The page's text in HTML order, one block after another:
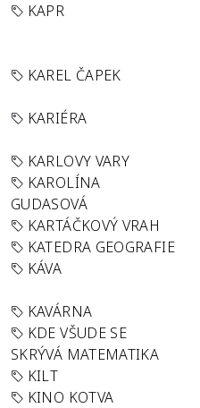
KAPR
KAREL ČAPEK
KARIÉRA
KARLOVY VARY
KAROLÍNA
GUDASOVÁ
KARTÁČKOVÝ VRAH
KATEDRA GEOGRAFIE
KÁVA
KAVÁRNA
KDE VŠUDE SE
SKRÝVÁ MATEMATIKA
KILT
KINO KOTVA